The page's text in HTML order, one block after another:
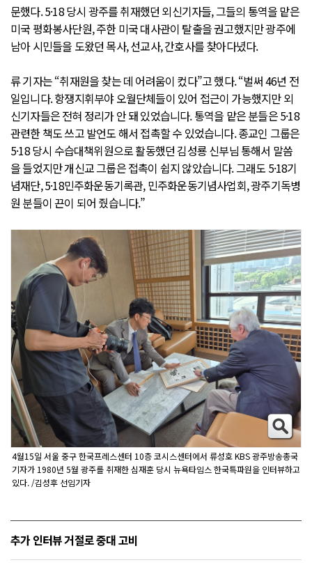
문했다. 5·18 당시 광주를 취재했던 외신기자들, 그들의 통역을 맡은
미국 평화봉사단원, 주한 미국 대사관이 탈출을 권고했지만 광주에
남아 시민들을 도왔던 목사, 선교사, 간호사를 찾아다녔다.
류 기자는 “취재원을 찾는 데 어려움이 컸다”고 했다. “벌써 46년 전
일입니다. 항쟁지휘부야 오월단체들이 있어 접근이 가능했지만 외
신기자들은 전혀 정리가 안 돼 있었습니다. 통역을 맡은 분들은 5·18
관련한 책도 쓰고 발언도 해서 접촉할 수 있었습니다. 종교인 그룹은
5·18 당시 수습대책위원으로 활동했던 김성룡 신부님 통해서 말씀
을 들었지만 개신교 그룹은 접촉이 쉽지 않았습니다. 그래도 5·18기
념재단, 5·18민주화운동기록관, 민주화운동기념사업회, 광주기독병
원 분들이 끈이 되어 줬습니다.”
4월15일 서울 중구 한국프레스센터 10층 코시스센터에서 류성호 KBS 광주방송총국
기자가 1980년 5월 광주를 취재한 심재훈 당시 뉴욕타임스 한국특파원을 인터뷰하고
있다. /김성후 선임기자
추가 인터뷰 거절로 중대 고비